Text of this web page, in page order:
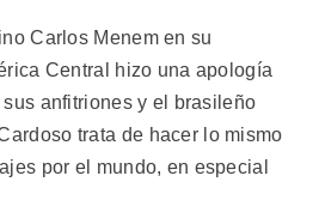
Carlos Menem en su
Central hizo una apología
anfitriones y el brasileño
trata de hacer lo mismo
por el mundo, en especial